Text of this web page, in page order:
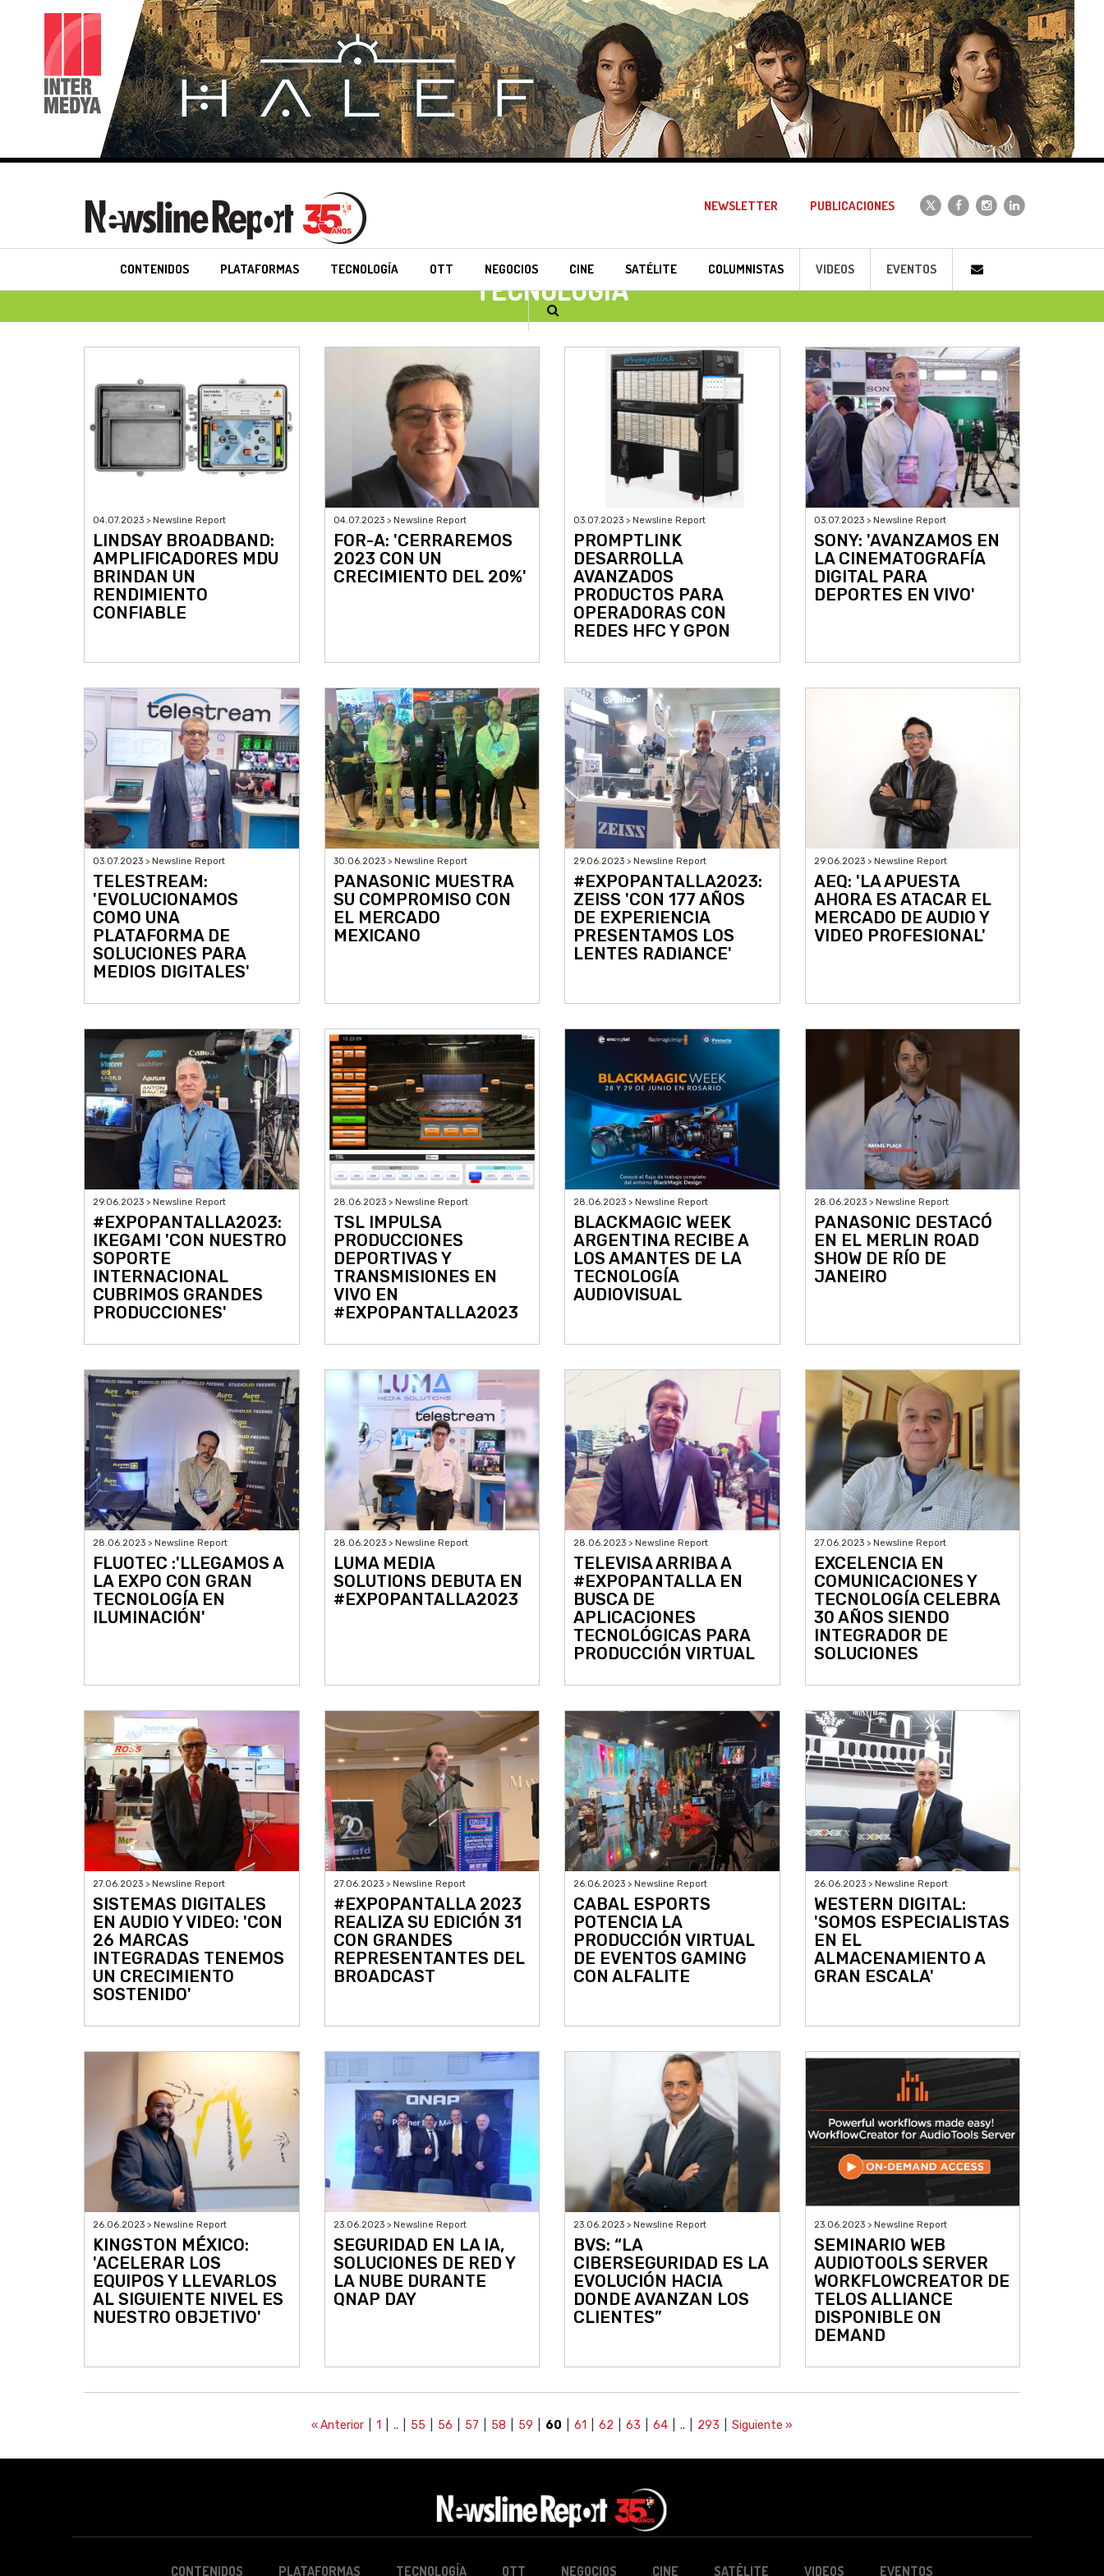
NEWSLETTER PUBLICACIONES
CONTENIDOS PLATAFORMAS TECNOLOGÍA OTT NEGOCIOS CINE SATÉLITE COLUMNISTAS VIDEOS EVENTOS
TECNOLOGÍA
04.07.2023 > Newsline Report
LINDSAY BROADBAND:
AMPLIFICADORES MDU
BRINDAN UN
RENDIMIENTO
CONFIABLE
04.07.2023 > Newsline Report
FOR-A: 'CERRAREMOS
2023 CON UN
CRECIMIENTO DEL 20%'
03.07.2023 > Newsline Report
PROMPTLINK
DESARROLLA
AVANZADOS
PRODUCTOS PARA
OPERADORAS CON
REDES HFC Y GPON
03.07.2023 > Newsline Report
SONY: 'AVANZAMOS EN
LA CINEMATOGRAFÍA
DIGITAL PARA
DEPORTES EN VIVO'
03.07.2023 > Newsline Report
TELESTREAM:
'EVOLUCIONAMOS
COMO UNA
PLATAFORMA DE
SOLUCIONES PARA
MEDIOS DIGITALES'
30.06.2023 > Newsline Report
PANASONIC MUESTRA
SU COMPROMISO CON
EL MERCADO
MEXICANO
29.06.2023 > Newsline Report
#EXPOPANTALLA2023:
ZEISS 'CON 177 AÑOS
DE EXPERIENCIA
PRESENTAMOS LOS
LENTES RADIANCE'
29.06.2023 > Newsline Report
AEQ: 'LA APUESTA
AHORA ES ATACAR EL
MERCADO DE AUDIO Y
VIDEO PROFESIONAL'
29.06.2023 > Newsline Report
#EXPOPANTALLA2023:
IKEGAMI 'CON NUESTRO
SOPORTE
INTERNACIONAL
CUBRIMOS GRANDES
PRODUCCIONES'
28.06.2023 > Newsline Report
TSL IMPULSA
PRODUCCIONES
DEPORTIVAS Y
TRANSMISIONES EN
VIVO EN
#EXPOPANTALLA2023
28.06.2023 > Newsline Report
BLACKMAGIC WEEK
ARGENTINA RECIBE A
LOS AMANTES DE LA
TECNOLOGÍA
AUDIOVISUAL
28.06.2023 > Newsline Report
PANASONIC DESTACÓ
EN EL MERLIN ROAD
SHOW DE RÍO DE
JANEIRO
28.06.2023 > Newsline Report
FLUOTEC :'LLEGAMOS A
LA EXPO CON GRAN
TECNOLOGÍA EN
ILUMINACIÓN'
28.06.2023 > Newsline Report
LUMA MEDIA
SOLUTIONS DEBUTA EN
#EXPOPANTALLA2023
28.06.2023 > Newsline Report
TELEVISA ARRIBA A
#EXPOPANTALLA EN
BUSCA DE
APLICACIONES
TECNOLÓGICAS PARA
PRODUCCIÓN VIRTUAL
27.06.2023 > Newsline Report
EXCELENCIA EN
COMUNICACIONES Y
TECNOLOGÍA CELEBRA
30 AÑOS SIENDO
INTEGRADOR DE
SOLUCIONES
27.06.2023 > Newsline Report
SISTEMAS DIGITALES
EN AUDIO Y VIDEO: 'CON
26 MARCAS
INTEGRADAS TENEMOS
UN CRECIMIENTO
SOSTENIDO'
27.06.2023 > Newsline Report
#EXPOPANTALLA 2023
REALIZA SU EDICIÓN 31
CON GRANDES
REPRESENTANTES DEL
BROADCAST
26.06.2023 > Newsline Report
CABAL ESPORTS
POTENCIA LA
PRODUCCIÓN VIRTUAL
DE EVENTOS GAMING
CON ALFALITE
26.06.2023 > Newsline Report
WESTERN DIGITAL:
'SOMOS ESPECIALISTAS
EN EL
ALMACENAMIENTO A
GRAN ESCALA'
26.06.2023 > Newsline Report
KINGSTON MÉXICO:
'ACELERAR LOS
EQUIPOS Y LLEVARLOS
AL SIGUIENTE NIVEL ES
NUESTRO OBJETIVO'
23.06.2023 > Newsline Report
SEGURIDAD EN LA IA,
SOLUCIONES DE RED Y
LA NUBE DURANTE
QNAP DAY
23.06.2023 > Newsline Report
BVS: “LA
CIBERSEGURIDAD ES LA
EVOLUCIÓN HACIA
DONDE AVANZAN LOS
CLIENTES”
23.06.2023 > Newsline Report
SEMINARIO WEB
AUDIOTOOLS SERVER
WORKFLOWCREATOR DE
TELOS ALLIANCE
DISPONIBLE ON
DEMAND
« Anterior 1 | .. | 55 56 57 58 59 60 61 62 63 64 | .. | 293 Siguiente »
CONTENIDOS PLATAFORMAS TECNOLOGÍA OTT NEGOCIOS CINE SATÉLITE VIDEOS EVENTOS